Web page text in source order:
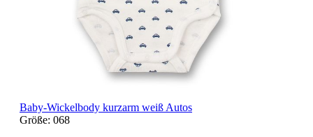
Baby-Wickelbody kurzarm weiß Autos
Größe: 068